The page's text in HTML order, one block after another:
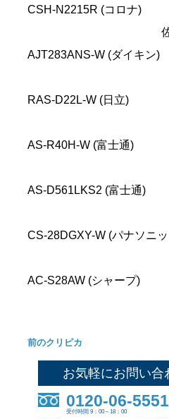
CSH-N2215R (コロナ)
AJT283ANS-W (ダイキン)
RAS-D22L-W (日立)
AS-R40H-W (富士通)
AS-D561LKS2 (富士通)
CS-28DGXY-W (パナソニ
AC-S28AW (シャープ)
前のクリピカ
お気軽にお問い合
0120-06-5551
受付時間 9：00～18：00